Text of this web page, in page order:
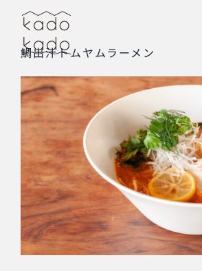
Skip
content鯛出汁トムヤムラーメン